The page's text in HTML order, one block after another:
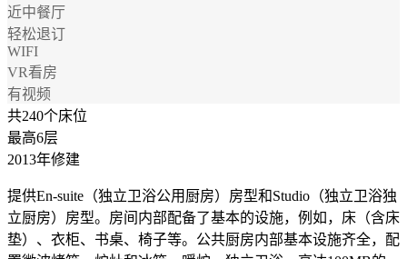
近中餐厅
轻松退订
WIFI
VR看房
有视频
共240个床位
最高6层
2013年修建
提供En-suite（独立卫浴公用厨房）房型和Studio（独立卫浴独
立厨房）房型。房间内部配备了基本的设施，例如，床（含床
垫）、衣柜、书桌、椅子等。公共厨房内部基本设施齐全，配